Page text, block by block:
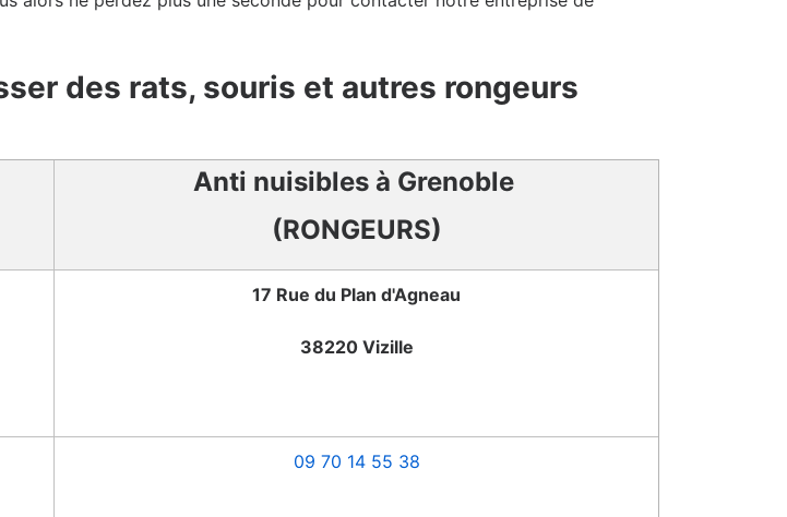
des rats, souris et autres rongeurs
Anti nuisibles à Grenoble
(RONGEURS)
17 Rue du Plan d'Agneau
38220 Vizille
09 70 14 55 38